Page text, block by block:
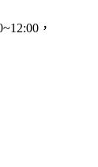
，